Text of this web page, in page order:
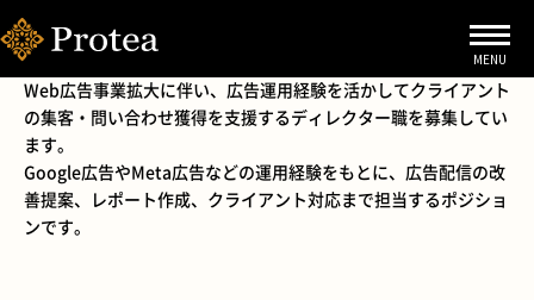
WEB広告運用
Web広告事業拡大に伴い、広告運用経験を活かしてクライアント
の集客・問い合わせ獲得を支援するディレクター職を募集してい
ます。
Google広告やMeta広告などの運用経験をもとに、広告配信の改
善提案、レポート作成、クライアント対応まで担当するポジショ
ンです。